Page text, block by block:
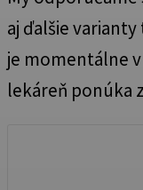
aj ďalšie
je momentálne v
lekáreň ponúka